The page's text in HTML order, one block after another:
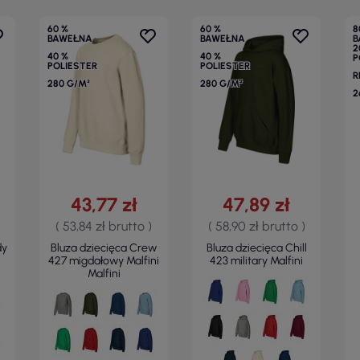
60 %
BAWEŁNA
40 %
POLIESTER
280 G/M²
43,77 zł
( 53,84 zł brutto )
Bluza dziecięca Crew
427 migdałowy Malfini
Malfini
60 %
BAWEŁNA
40 %
POLIESTER
280 G/M²
47,89 zł
( 58,90 zł brutto )
Bluza dziecięca Chill
423 military Malfini